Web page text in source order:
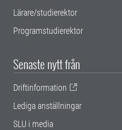
Lärare/studierektor
Programstudierektor
Senaste nytt från
Driftinformation
Lediga anställningar
SLU i media